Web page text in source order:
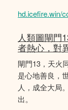
hd.icefire.win/
人類圖閘門
者熱心，對
閘門13，天火
是心地善良，
人，成全大局
出。